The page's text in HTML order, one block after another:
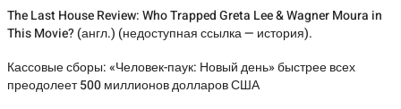
The Last House Review: Who Trapped Greta Lee & Wagner Moura in
This Movie? (англ.) (недоступная ссылка — история).
Кассовые сборы: «Человек-паук: Новый день» быстрее всех
преодолеет 500 миллионов долларов США